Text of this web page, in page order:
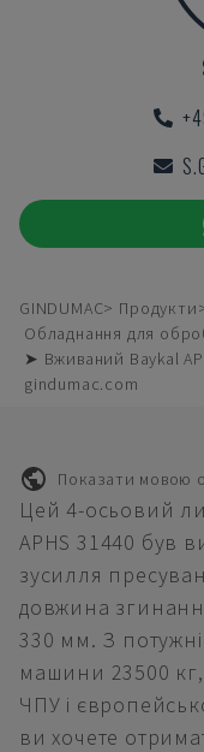
GINDUMAC
Продукти
Обладнання для
➤ Вживаний Baykal
gindumac.com
Показати мовою
Цей 4-осьовий
APHS 31440 був
зусилля
довжина
330 мм. З
машини 23500
ЧПУ і
ви хочете